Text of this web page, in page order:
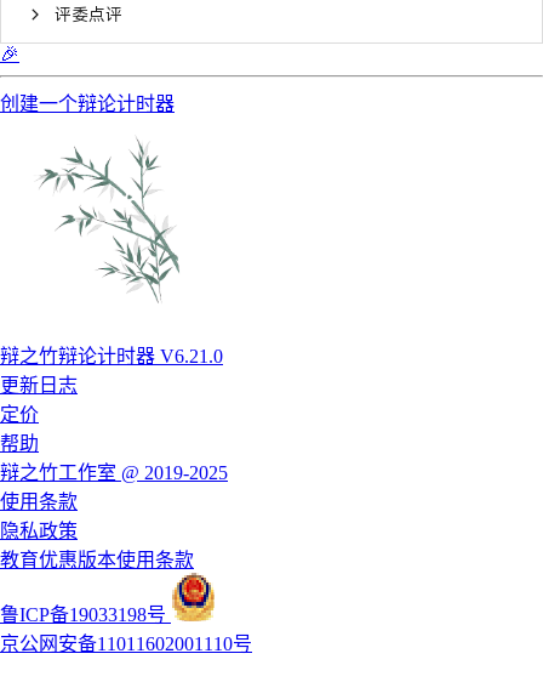
评委点评
🎉
创建一个辩论计时器
辩之竹辩论计时器 V6.21.0
更新日志
定价
帮助
辩之竹工作室 @ 2019-2025
使用条款
隐私政策
教育优惠版本使用条款
鲁ICP备19033198号
京公网安备11011602001110号